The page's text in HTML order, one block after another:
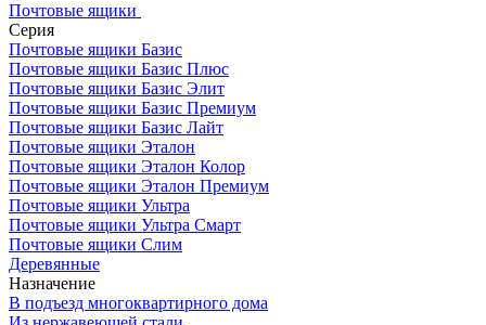
Почтовые ящики
Серия
Почтовые ящики Базис
Почтовые ящики Базис Плюс
Почтовые ящики Базис Элит
Почтовые ящики Базис Премиум
Почтовые ящики Базис Лайт
Почтовые ящики Эталон
Почтовые ящики Эталон Колор
Почтовые ящики Эталон Премиум
Почтовые ящики Ультра
Почтовые ящики Ультра Смарт
Почтовые ящики Слим
Деревянные
Назначение
В подъезд многоквартирного дома